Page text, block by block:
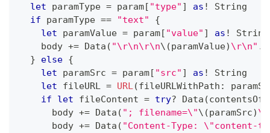
let paramType = param[ "type" ] as !
String
if paramType == "text"
{
let paramValue = param[ "value" ] as !
String
    body
+= Data ( "\r\n\r\n\(paramValue) \r\n" .
}
else {
let paramSrc = param[ "src" ] as !
String
let fileURL = URL(fileURLWithPath :
if
let fileContent = try? Data (contentsOf
      body
+= Data ( "; filename=\"\(paramSrc)
      body
+= Data ( "Content-Type: \"content-